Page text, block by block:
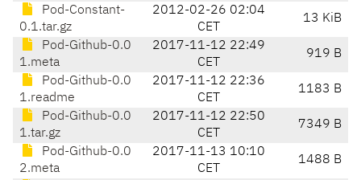
Pod-Constant-
0.1.tar.gz
2012-02-26 02:04
CET
13 KiB
Pod-Github-0.0
1.meta
2017-11-12 22:49
CET
919 B
Pod-Github-0.0
1.readme
2017-11-12 22:36
CET
1183 B
Pod-Github-0.0
1.tar.gz
2017-11-12 22:50
CET
7349 B
Pod-Github-0.0
2.meta
2017-11-13 10:10
CET
1488 B